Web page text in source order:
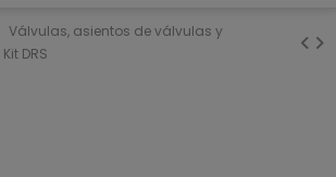
Válvulas, asientos de válvulas y
DRS